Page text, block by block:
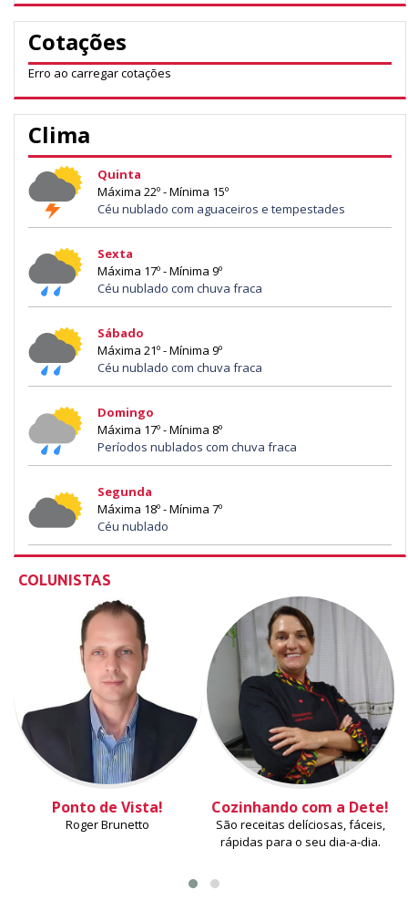
Cotações
Erro ao carregar cotações
Clima
Quinta
Máxima 22º - Mínima 15º
Céu nublado com aguaceiros e tempestades
Sexta
Máxima 17º - Mínima 9º
Céu nublado com chuva fraca
Sábado
Máxima 21º - Mínima 9º
Céu nublado com chuva fraca
Domingo
Máxima 17º - Mínima 8º
Períodos nublados com chuva fraca
Segunda
Máxima 18º - Mínima 7º
Céu nublado
COLUNISTAS
Ponto de Vista!
Roger Brunetto
Cozinhando com a Dete!
São receitas delíciosas, fáceis,
rápidas para o seu dia-a-dia.